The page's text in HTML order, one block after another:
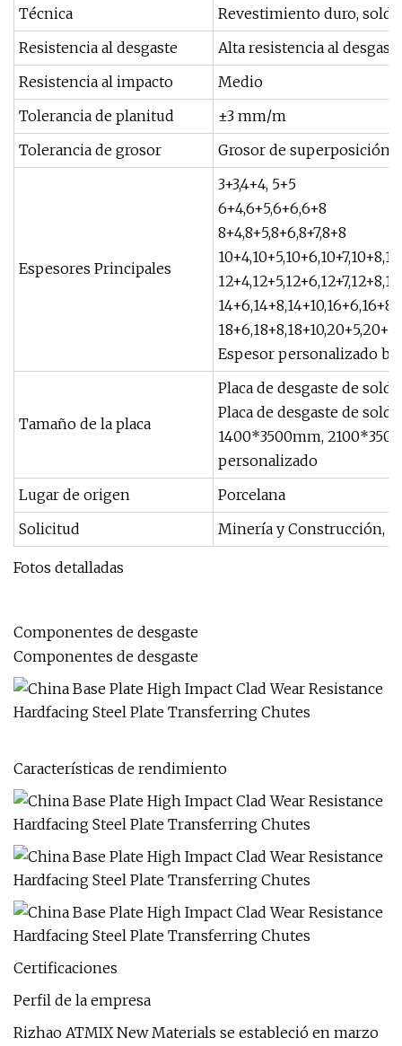
Técnica
Revestimiento duro,
Resistencia al desgaste
Alta resistencia al
Resistencia al impacto
Medio
Tolerancia de planitud
±3 mm/m
Tolerancia de grosor
Grosor de superposición
Espesores Principales
3+3,4+4, 5+5
6+4,6+5,6+6,6+8
8+4,8+5,8+6,8+7,8+8
Espesor personalizado
Tamaño de la placa
Placa de desgaste de
Placa de desgaste de
1400*3500mm,
personalizado
Lugar de origen
Porcelana
Solicitud
Minería y Construcción,
Fotos detalladas
Componentes de desgaste
Componentes de desgaste
Características de rendimiento
Certificaciones
Perfil de la empresa
Rizhao ATMIX New Materials se estableció en marzo